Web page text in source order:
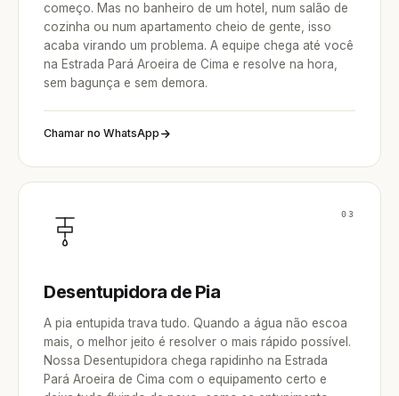
começo. Mas no banheiro de um hotel, num salão de
cozinha ou num apartamento cheio de gente, isso
acaba virando um problema. A equipe chega até você
na Estrada Pará Aroeira de Cima e resolve na hora,
sem bagunça e sem demora.
Chamar no WhatsApp
03
Desentupidora de Pia
A pia entupida trava tudo. Quando a água não escoa
mais, o melhor jeito é resolver o mais rápido possível.
Nossa Desentupidora chega rapidinho na Estrada
Pará Aroeira de Cima com o equipamento certo e